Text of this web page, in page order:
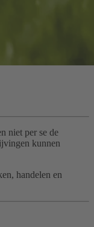
niet per se de
kunnen
handelen en